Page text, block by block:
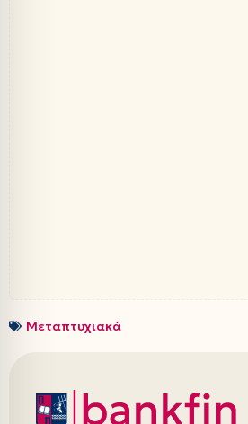
Μεταπτυχιακά